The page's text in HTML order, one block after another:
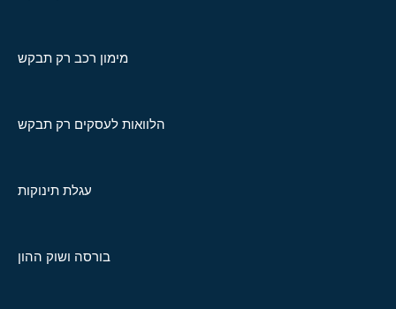
מימון רכב רק תבקש
הלוואות לעסקים רק תבקש
עגלת תינוקות
בורסה ושוק ההון